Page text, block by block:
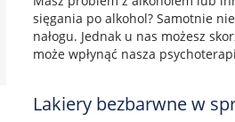
sięgania po alkohol? Samotnie
nałogu. Jednak u nas możesz
może wpłynąć nasza
Lakiery bezbarwne w